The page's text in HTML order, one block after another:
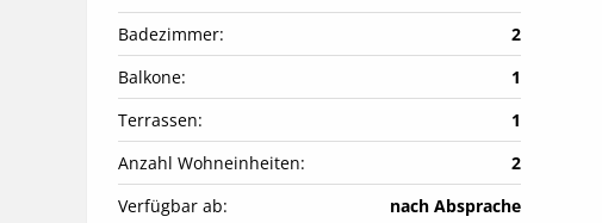
Badezimmer:
2
Balkone:
1
Terrassen:
1
Anzahl Wohneinheiten:
2
Verfügbar ab:
nach Absprache